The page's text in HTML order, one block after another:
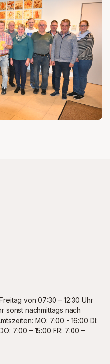
von 07:30 – 12:30 Uhr
sonst nachmittags nach
MO: 7:00 - 16:00 DI:
7:00 – 15:00 FR: 7:00 –